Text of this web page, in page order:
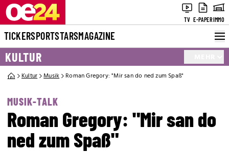
TV E-PAPERIMMO
TICKERSPORTSTARSMAGAZINE
KULTUR
Kultur Musik Roman Gregory: "Mir san do ned zum Spaß"
MUSIK-TALK
Roman Gregory: "Mir san do
ned zum Spaß"